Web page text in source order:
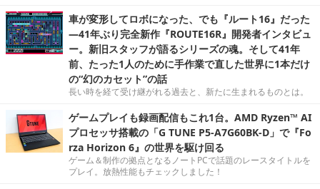
車が変形してロボになった、でも『ルート16』だった
―41年ぶり完全新作『ROUTE16R』開発者インタビュ
ー。新旧スタッフが語るシリーズの魂。そして41年
前、たった1人のために手作業で直した世界に1本だけ
の“幻のカセット”の話
長い時を経て受け継がれる過去と、新たに生まれるものとは。
ゲームプレイも録画配信もこれ1台。AMD Ryzen™ AI
プロセッサ搭載の「G TUNE P5-A7G60BK-D」で『Fo
rza Horizon 6』の世界を駆け回る
ゲーム＆制作の拠点となるノートPCで話題のレースタイトルを
プレイ。放熱性能もチェックしました！